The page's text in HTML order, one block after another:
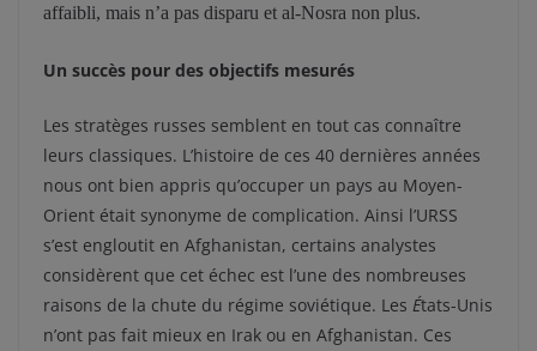
affaibli, mais n’a pas disparu et al-Nosra non plus.
Un succès pour des objectifs mesurés
Les stratèges russes semblent en tout cas connaître
leurs classiques. L’histoire de ces 40 dernières années
nous ont bien appris qu’occuper un pays au Moyen-
Orient était synonyme de complication. Ainsi l’URSS
s’est engloutit en Afghanistan, certains analystes
considèrent que cet échec est l’une des nombreuses
raisons de la chute du régime soviétique. Les États-Unis
n’ont pas fait mieux en Irak ou en Afghanistan. Ces